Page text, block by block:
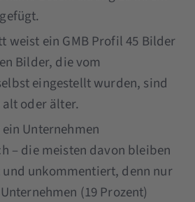
weist ein GMB Profil 45 Bilder
Bilder, die vom
eingestellt wurden, sind
alt oder älter.
Unternehmen
– die meisten davon bleiben
unkommentiert, denn nur
(19 Prozent)